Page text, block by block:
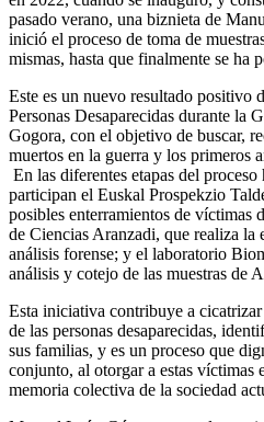
pasado verano, una biznieta de
inició el proceso de toma de
mismas, hasta que finalmente se ha
Este es un nuevo resultado positivo
Personas Desaparecidas durante la
Gogora, con el objetivo de buscar,
muertos en la guerra y los primeros
En las diferentes etapas del
participan el Euskal Prospekzio
posibles enterramientos de víctimas
de Ciencias Aranzadi, que realiza la
análisis forense; y el laboratorio
análisis y cotejo de las muestras de
Esta iniciativa contribuye a
de las personas desaparecidas,
sus familias, y es un proceso que
conjunto, al otorgar a estas víctimas
memoria colectiva de la sociedad